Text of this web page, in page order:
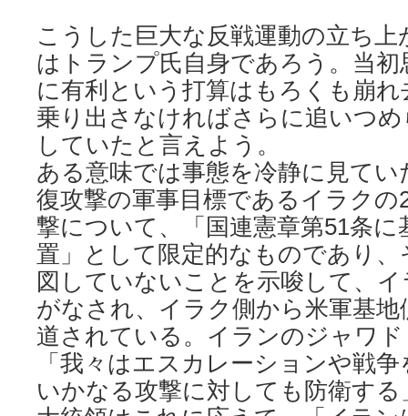
こうした巨大な反戦運動の立ち
はトランプ氏自身であろう。当
に有利という打算はもろくも崩
乗り出さなければさらに追いつ
していたと言えよう。
ある意味では事態を冷静に見て
復攻撃の軍事目標であるイラクの
撃について、「国連憲章第51条
置」として限定的なものであり
図していないことを示唆して、
がなされ、イラク側から米軍基
道されている。イランのジャワ
「我々はエスカレーションや戦
いかなる攻撃に対しても防衛す